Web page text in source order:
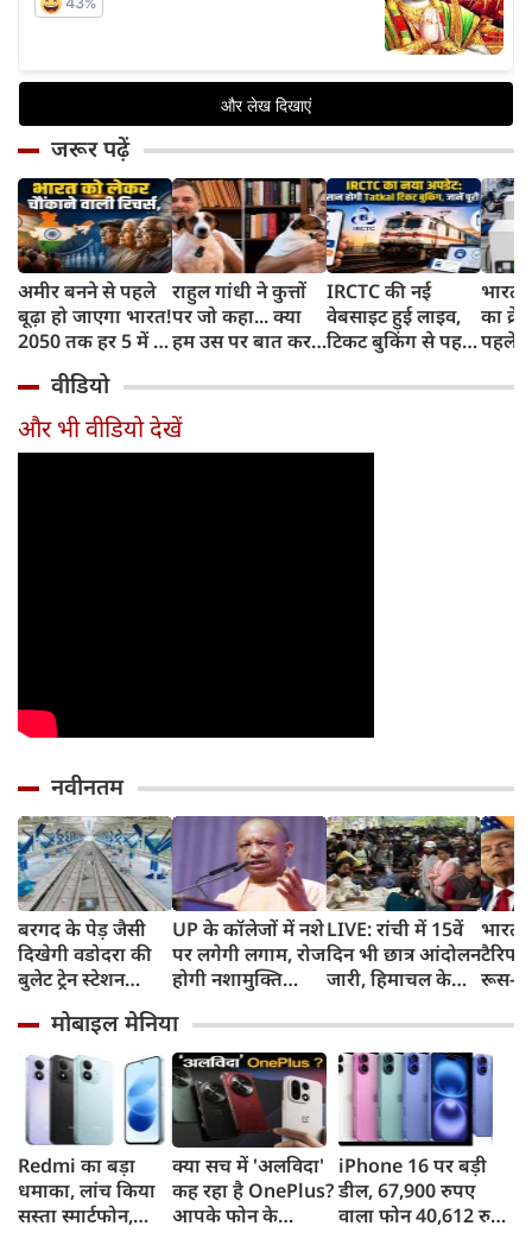
जरूर पढ़ें
अमीर बनने से पहले
बूढ़ा हो जाएगा भारत!
2050 तक हर 5 में 1
साल से ज्यादा उम्र का
राहुल गांधी ने कुत्तों
पर जो कहा... क्या
हम उस पर बात कर
IRCTC की नई
वेबसाइट हुई लाइव,
टिकट बुकिंग से पहले
काम, जानें पूरा
भारत
का
पहले
और
वीडियो
और भी वीडियो देखें
नवीनतम
बरगद के पेड़ जैसी
दिखेगी वडोदरा की
बुलेट ट्रेन स्टेशन
जैसी सुविधाएं देख रह
जाएंगे दंग
UP के कॉलेजों में नशे
पर लगेगी लगाम, रोज
होगी नशामुक्ति
मीटर दायरे में बिक्री
पर सख्ती
LIVE: रांची में 15वें
दिन भी छात्र आंदोलन
जारी, हिमाचल के
गिरी
भारत
टैरिफ
रूस-
का
बिल
मोबाइल मेनिया
Redmi का बड़ा
धमाका, लांच किया
सस्ता स्मार्टफोन,
क्या सच में 'अलविदा'
कह रहा है OnePlus?
आपके फोन के
iPhone 16 पर बड़ी
डील, 67,900 रुपए
वाला फोन 40,612 रुपए